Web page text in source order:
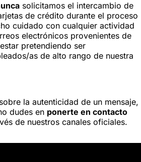
solicitamos el intercambio de
de crédito durante el proceso
cuidado con cualquier actividad
electrónicos provenientes de
pretendiendo ser
as de alto rango de nuestra
la autenticidad de un mensaje,
dudes en ponerte en contacto
de nuestros canales oficiales.